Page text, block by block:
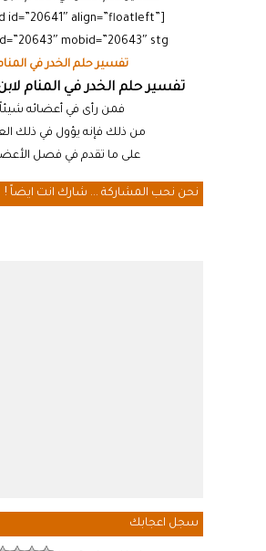
id=”20641″ align=”floatleft”
mobid=”20643″ stg=””]
تفسير حلم الخدر في
تفسير حلم الخدر في المنام
فمن رأى في أعضائه شيئاً
من ذلك فإنه يؤول في ذلك
على ما تقدم في فصل
نحن نحب المشاركة ... شارك انت ايضاً !
سجل اعجابك